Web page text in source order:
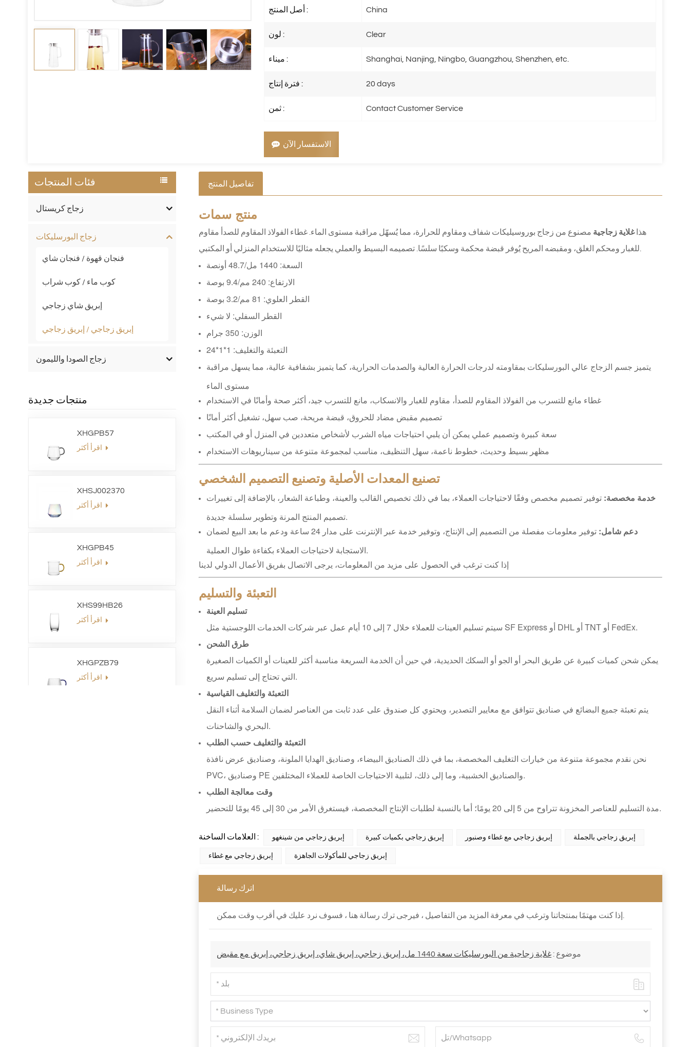
أصل المنتج : China
لون : Clear
ميناء : Shanghai, Nanjing, Ningbo, Guangzhou, Shenzhen, etc.
فترة إنتاج : 20 days
ثمن : Contact Customer Service
الاستفسار الآن
فئات المنتجات
زجاج كريستال
زجاج البورسليكات
فنجان قهوة / فنجان شاي
كوب ماء / كوب شراب
إبريق شاي زجاجي
إبريق زجاجي / إبريق زجاجي
زجاج الصودا والليمون
منتجات جديدة
XHGPB57
XHSJ002370
XHGPB45
XHS99HB26
XHGPZB79
تفاصيل المنتج
منتج سمات
هذاغلاية زجاجية مصنوع من زجاج بوروسيليكات شفاف ومقاوم للحرارة، مما يُسهّل مراقبة مستوى الماء. غطاء الفولاذ المقاوم للصدأ مقاوم
السعة: 1440 مل/48.7 أونصة
الارتفاع: 240 مم/9.4 بوصة
القطر العلوي: 81 مم/3.2 بوصة
القطر السفلي: لا شيء
الوزن: 350 جرام
التعبئة والتغليف: 1*1*24
يتميز جسم الزجاج عالي البورسليكات بمقاومته لدرجات الحرارة العالية والصدمات الحرارية، كما يتميز بشفافية عالية، مما يسهل مراقبة
مستوى الماء
غطاء مانع للتسرب من الفولاذ المقاوم للصدأ، مقاوم للغبار والانسكاب، مانع للتسرب جيد، أكثر صحة وأمانًا في الاستخدام
تصميم مقبض مضاد للحروق، قبضة مريحة، صب سهل، تشغيل أكثر أمانًا
سعة كبيرة وتصميم عملي يمكن أن يلبي احتياجات مياه الشرب لأشخاص متعددين في المنزل أو في المكتب
مظهر بسيط وحديث، خطوط ناعمة، سهل التنظيف، مناسب لمجموعة متنوعة من سيناريوهات الاستخدام
تصنيع المعدات الأصلية وتصنيع التصميم الشخصي
خدمة مخصصة:توفير تصميم مخصص وفقًا لاحتياجات العملاء، بما في ذلك تخصيص القالب والعينة، وطباعة الشعار، بالإضافة إلى تغييرات
تصميم المنتج المرنة وتطوير سلسلة جديدة.
دعم شامل: توفير معلومات مفصلة من التصميم إلى الإنتاج، وتوفير خدمة عبر الإنترنت على مدار 24 ساعة ودعم ما بعد البيع لضمان
إذا كنت ترغب في الحصول على مزيد من المعلومات، يرجى الاتصال بفريق الأعمال الدولي لدينا
التعبئة والتسليم
تسليم العينة
سيتم تسليم العينات للعملاء خلال 7 إلى 10 أيام عمل عبر شركات الخدمات اللوجستية مثل SF Express أو DHL أو TNT أو FedEx.
طرق الشحن
يمكن شحن كميات كبيرة عن طريق البحر أو الجو أو السكك الحديدية، في حين أن الخدمة السريعة مناسبة أكثر للعينات أو الكميات الصغيرة
التي تحتاج إلى تسليم سريع.
التعبئة والتغليف القياسية
يتم تعبئة جميع البضائع في صناديق تتوافق مع معايير التصدير، ويحتوي كل صندوق على عدد ثابت من العناصر لضمان السلامة أثناء النقل
البحري والشاحنات.
التعبئة والتغليف حسب الطلب
نحن نقدم مجموعة متنوعة من خيارات التغليف المخصصة، بما في ذلك الصناديق البيضاء، وصناديق الهدايا الملونة، وصناديق عرض نافذة
PVC، وصناديق PE والصناديق الخشبية، وما إلى ذلك، لتلبية الاحتياجات الخاصة للعملاء المختلفين.
وقت معالجة الطلب
مدة التسليم للعناصر المخزونة تتراوح من 5 إلى 20 يومًا؛ أما بالنسبة لطلبات الإنتاج المخصصة، فيستغرق الأمر من 30 إلى 45 يومًا للتحضير.
العلامات الساخنة : إبريق زجاجي من شينغهو إبريق زجاجي بكميات كبيرة إبريق زجاجي مع غطاء وصنبور إبريق زجاجي بالجملة
إبريق زجاجي مع غطاء إبريق زجاجي للمأكولات الجاهزة
اترك رسالة
موضوع : غلاية زجاجية من البورسليكات سعة 1440 مل، إبريق زجاجي، إبريق شاي، إبريق زجاجي، إبريق مع مقبض